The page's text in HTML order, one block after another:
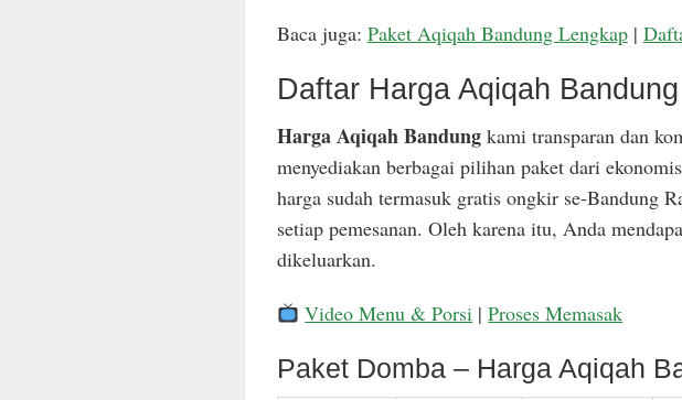
Baca juga: Paket Aqiqah Bandung Lengkap|
Daftar Harga Aqiqah
Harga Aqiqah Bandungkami transparan dan
menyediakan berbagai pilihan paket dari
harga sudah termasuk gratis ongkir se-Bandung
setiap pemesanan. Oleh karena itu, Anda
dikeluarkan.
Video Menu & Porsi |Proses Memasak
Paket Domba – Harga Aqiqah